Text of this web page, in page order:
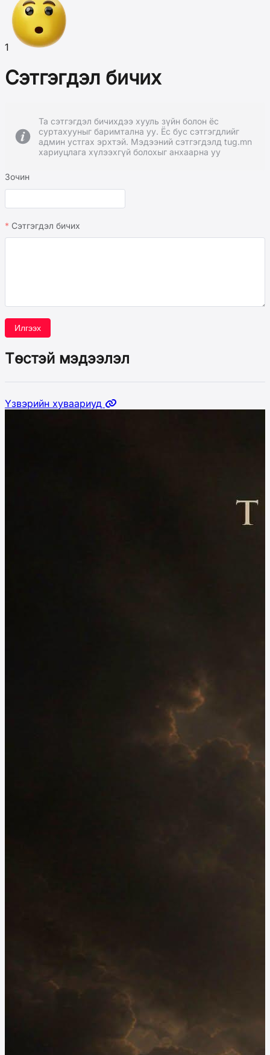
1
Сэтгэгдэл бичих
Та сэтгэгдэл бичихдээ хууль зүйн болон ёс
суртахууныг баримтална уу. Ёс бус сэтгэгдлийг
админ устгах эрхтэй. Мэдээний сэтгэгдэлд tug.mn
хариуцлага хүлээхгүй болохыг анхаарна уу
Зочин
Сэтгэгдэл бичих
Илгээх
Төстэй мэдээлэл
Үзвэрийн хуваариуд